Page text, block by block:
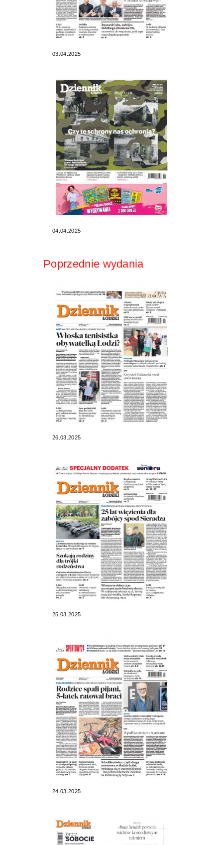
03.04.2025
04.04.2025
Poprzednie wydania
26.03.2025
25.03.2025
24.03.2025